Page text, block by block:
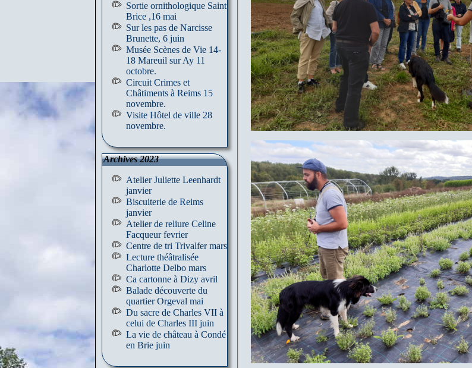
Sortie ornithologique Saint
Brice ,16 mai
Sur les pas de Narcisse
Brunette, 6 juin
Musée Scènes de Vie 14-
18 Mareuil sur Ay 11
octobre.
Circuit Crimes et
Châtiments à Reims 15
novembre.
Visite Hôtel de ville 28
novembre.
Archives 2023
Atelier Juliette Leenhardt
janvier
Biscuiterie de Reims
janvier
Atelier de reliure Celine
Facqueur fevrier
Centre de tri Trivalfer mars
Lecture théâtralisée
Charlotte Delbo mars
Ca cartonne à Dizy avril
Balade découverte du
quartier Orgeval mai
Du sacre de Charles VII à
celui de Charles III juin
La vie de château à Condé
en Brie juin